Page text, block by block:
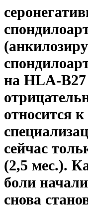
на HLA-В27
относится
сейчас
(2,5 мес.).
боли
снова